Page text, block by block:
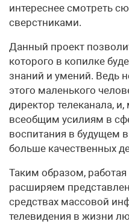
интереснее смотреть
сверстниками.
Данный проект
которого в копилке
знаний и умений. Ведь
этого маленького
директор телеканала,
всеобщим усилиям в
воспитания в будущем
больше качественных
Таким образом,
расширяем
средствах массовой
телевидения в жизни